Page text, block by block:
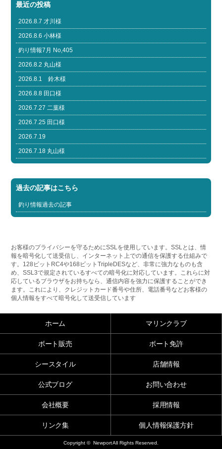
最近の投稿
2026.8.7 才川様
2026.8.6 小林様
釣り情報7月 No,405
2026.8.2 丸山様
2026.8.1 鈴木様
2026.8.8 田口様
2026.7.27 二葉様
2026.7.25 田口様
2026.7.19
2026.7.18 丸山様
過去の記事はこちら
釣り情報過去の記事
お客様のプライバシーを守るためにSSLを使用しています。SSLとは、情
報を暗号化して送受信し、インターネット上での通信を保護する仕組みで
す。128ビットRC4や168ビットTripleDESなど、非常に強力なものも含
め、SSL3で規定されているすべての暗号化に対応しています。これらに対
応しているブラウザをお持ちなら、通信内容を強力に保護することができ
ます。これにより、クレジットカード番号や住所、電話番号などお客様の
個人情報をすべて暗号化して送受信しています
ホーム マリンクラブ
ボート販売 ボート免許
シースタイル 店舗情報
公式ブログ お問い合わせ
会社概要 採用情報
リンク集 個人情報保護方針
Copyright © Newport All Rights Reserved.